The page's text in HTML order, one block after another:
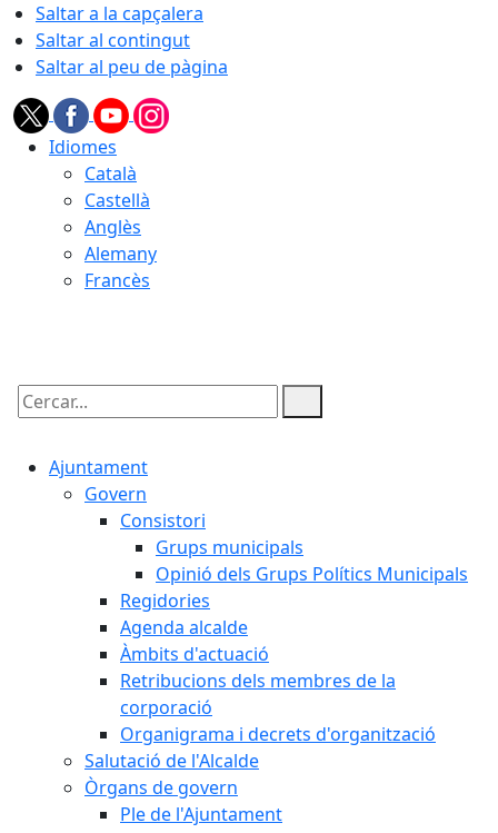
Saltar a la capçalera
Saltar al contingut
Saltar al peu de pàgina
Idiomes
Català
Castellà
Anglès
Alemany
Francès
Cercar:
Ajuntament
Govern
Consistori
Grups municipals
Opinió dels Grups Polítics Municipals
Regidories
Agenda alcalde
Àmbits d'actuació
Retribucions dels membres de la
corporació
Organigrama i decrets d'organització
Salutació de l'Alcalde
Òrgans de govern
Ple de l'Ajuntament